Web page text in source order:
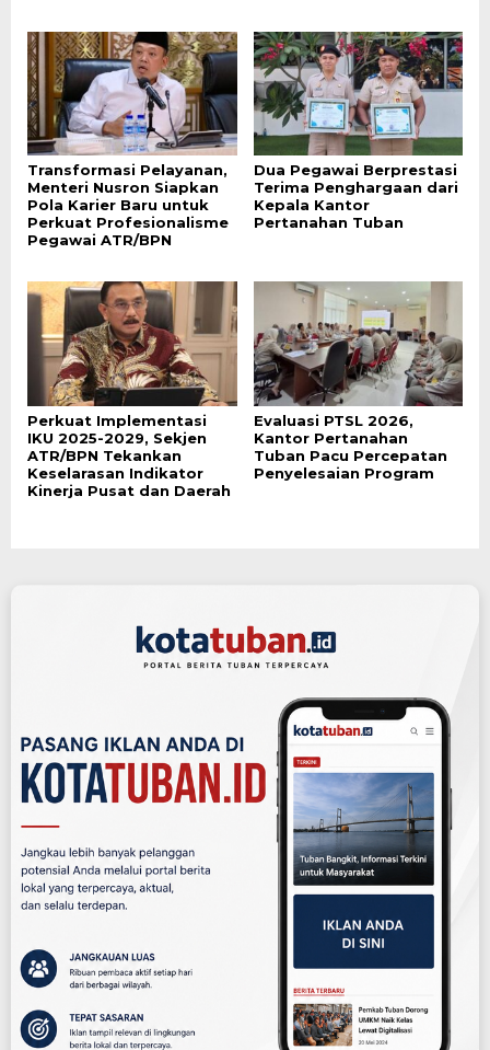
Transformasi Pelayanan,
Menteri Nusron Siapkan
Pola Karier Baru untuk
Perkuat Profesionalisme
Pegawai ATR/BPN
Dua Pegawai Berprestasi
Terima Penghargaan dari
Kepala Kantor
Pertanahan Tuban
Perkuat Implementasi
IKU 2025-2029, Sekjen
ATR/BPN Tekankan
Keselarasan Indikator
Kinerja Pusat dan Daerah
Evaluasi PTSL 2026,
Kantor Pertanahan
Tuban Pacu Percepatan
Penyelesaian Program